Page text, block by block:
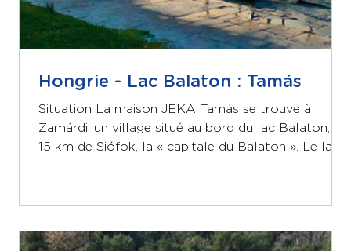
Hongrie - Lac Balaton : Tamás
Situation La maison JEKA Tamás se trouve à
Zamárdi, un village situé au bord du lac Balaton, à
15 km de Siófok, la « capitale du Balaton ». Le lac
nature magnifique. Hébergement Le site se
Quatre d'entre eux offrent au total environ 130